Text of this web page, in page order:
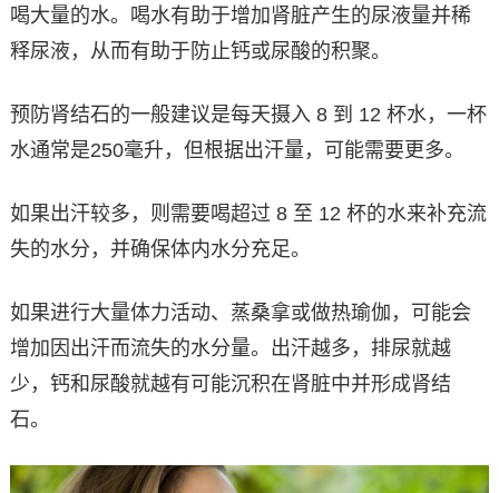
喝大量的水。喝水有助于增加肾脏产生的尿液量并稀
释尿液，从而有助于防止钙或尿酸的积聚。
预防肾结石的一般建议是每天摄入 8 到 12 杯水，一杯
水通常是250毫升，但根据出汗量，可能需要更多。
如果出汗较多，则需要喝超过 8 至 12 杯的水来补充流
失的水分，并确保体内水分充足。
如果进行大量体力活动、蒸桑拿或做热瑜伽，可能会
增加因出汗而流失的水分量。出汗越多，排尿就越
少，钙和尿酸就越有可能沉积在肾脏中并形成肾结
石。